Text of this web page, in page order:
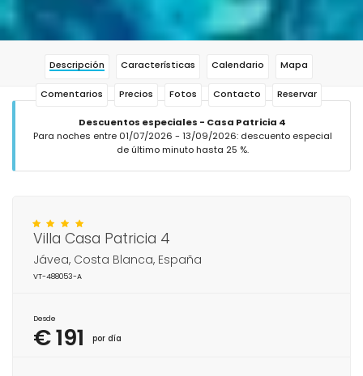
Descripción Características Calendario Mapa
Comentarios Precios Fotos Contacto Reservar
Descuentos especiales - Casa Patricia 4
Para noches entre 01/07/2026 - 13/09/2026: descuento especial
de último minuto hasta 25 %.
Villa Casa Patricia 4
Jávea, Costa Blanca, España
VT-488053-A
Desde
€ 191 por día